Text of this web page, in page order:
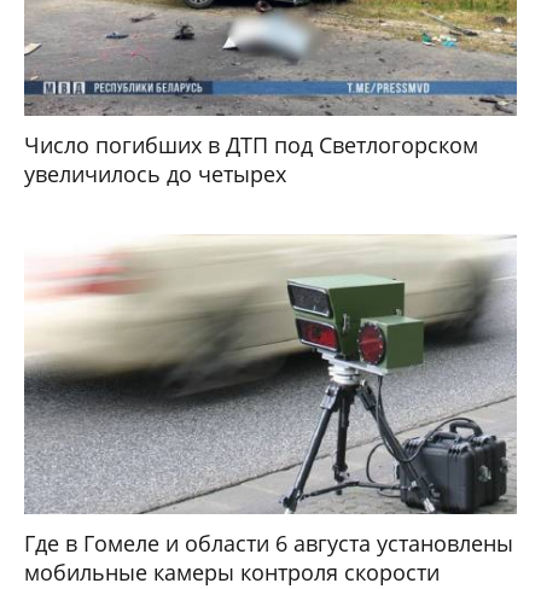
Число погибших в ДТП под Светлогорском
увеличилось до четырех
Где в Гомеле и области 6 августа установлены
мобильные камеры контроля скорости